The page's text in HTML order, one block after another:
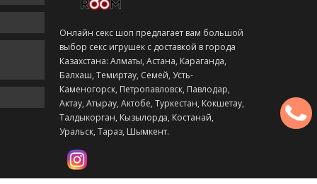
Онлайн секс шоп предлагает вам большой
выбор секс игрушек с доставкой в города
Казахстана: Алматы, Астана, Караганда,
Балхаш, Темиртау, Семей, Усть-
Каменогорск, Петропавловск, Павлодар,
Актау, Атырау, Актобе, Туркестан, Кокшетау,
Талдыкорган, Кызылорда, Костанай,
Уральск, Тараз, Шымкент.